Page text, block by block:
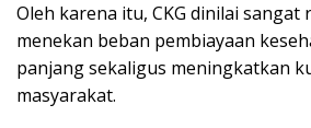
Oleh karena itu, CKG dinilai sangat
menekan beban pembiayaan
panjang sekaligus meningkatkan
masyarakat.